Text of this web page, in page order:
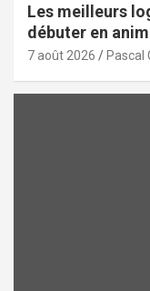
Les meilleurs
débuter en
7 août 2026 Pascal